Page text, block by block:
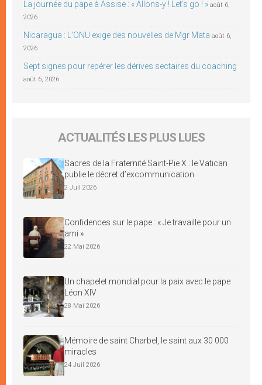
La journée du pape à Assise : « Allons-y ! Let’s go ! » août 6,
2026
Nicaragua : L’ONU exige des nouvelles de Mgr Mata août 6,
2026
Sept signes pour repérer les dérives sectaires du coaching
août 6, 2026
ACTUALITÉS LES PLUS LUES
Sacres de la Fraternité Saint-Pie X : le Vatican
publie le décret d’excommunication
2 Juil 2026
Confidences sur le pape : « Je travaille pour un
ami »
22 Mai 2026
Un chapelet mondial pour la paix avec le pape
Léon XIV
28 Mai 2026
Mémoire de saint Charbel, le saint aux 30 000
miracles
24 Juil 2026